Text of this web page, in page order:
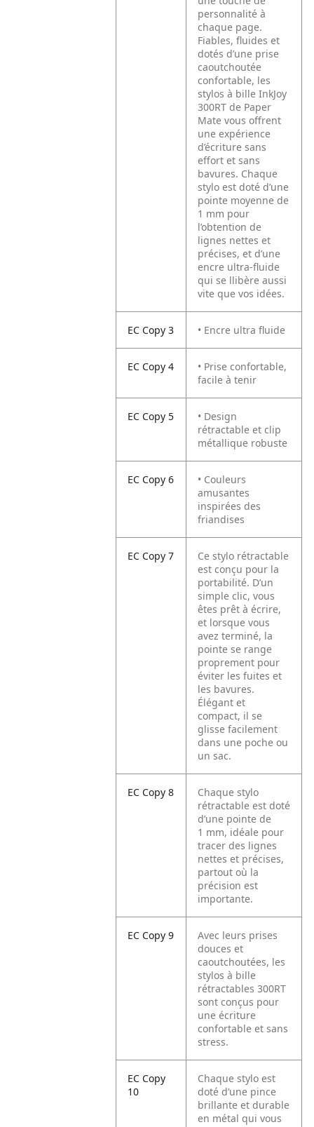
personnalité à
chaque page.
Fiables, fluides et
dotés d’une prise
caoutchoutée
confortable, les
stylos à bille InkJoy
300RT de Paper
Mate vous offrent
une expérience
d’écriture sans
effort et sans
bavures. Chaque
stylo est doté d’une
pointe moyenne de
1 mm pour
l’obtention de
lignes nettes et
précises, et d’une
encre ultra-fluide
qui se llibère aussi
vite que vos idées.
EC Copy 3 • Encre ultra fluide
EC Copy 4
• Prise confortable,
facile à tenir
EC Copy 5
• Design
rétractable et clip
métallique robuste
EC Copy 6
• Couleurs
amusantes
inspirées des
friandises
EC Copy 7
Ce stylo rétractable
est conçu pour la
portabilité. D’un
simple clic, vous
êtes prêt à écrire,
et lorsque vous
avez terminé, la
pointe se range
proprement pour
éviter les fuites et
les bavures.
Élégant et
compact, il se
glisse facilement
dans une poche ou
un sac.
EC Copy 8
Chaque stylo
rétractable est doté
d’une pointe de
1 mm, idéale pour
tracer des lignes
nettes et précises,
partout où la
précision est
importante.
EC Copy 9
Avec leurs prises
douces et
caoutchoutées, les
stylos à bille
rétractables 300RT
sont conçus pour
une écriture
confortable et sans
stress.
EC Copy
10
Chaque stylo est
doté d’une pince
brillante et durable
en métal qui vous